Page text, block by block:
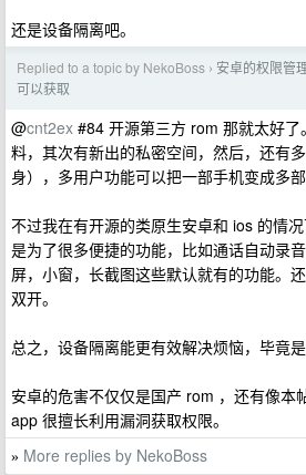
还是设备隔离吧。
Replied to a topic by NekoBoss › 安卓的权限管
可以获取
@cnt2ex #84 开源第三方 rom 那就太好
料，其次有新出的私密空间，然后，还有
身），多用户功能可以把一部手机变成多部
不过我在有开源的类原生安卓和 ios 的情况
是为了很多便捷的功能，比如通话自动录
屏，小窗，长截图这些默认就有的功能。
双开。
总之，设备隔离能更有效解决烦恼，毕竟是
安卓的危害不仅仅是国产 rom ，还有像本
app 很擅长利用漏洞获取权限。
» More replies by NekoBoss